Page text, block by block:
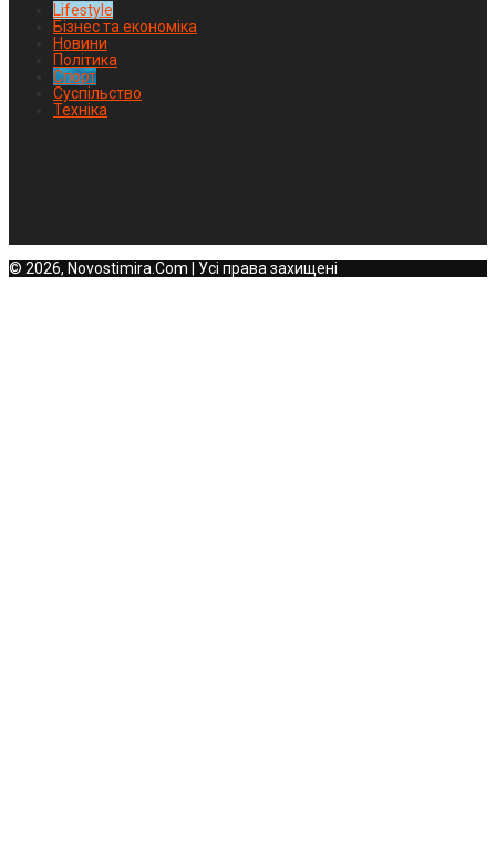
Lifestyle
Бізнес та економіка
Новини
Політика
Спорт
Суспільство
Техніка
© 2026, Novostimira.Com | Усі права захищені